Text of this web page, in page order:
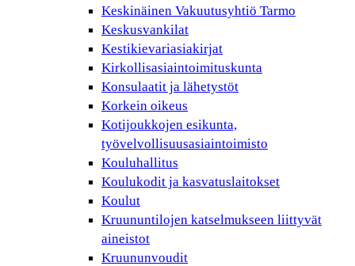
Keskinäinen Vakuutusyhtiö Tarmo
Keskusvankilat
Kestikievariasiakirjat
Kirkollisasiaintoimituskunta
Konsulaatit ja lähetystöt
Korkein oikeus
Kotijoukkojen esikunta,
työvelvollisuusasiaintoimisto
Kouluhallitus
Koulukodit ja kasvatuslaitokset
Koulut
Kruununtilojen katselmukseen liittyvät
aineistot
Kruununvoudit